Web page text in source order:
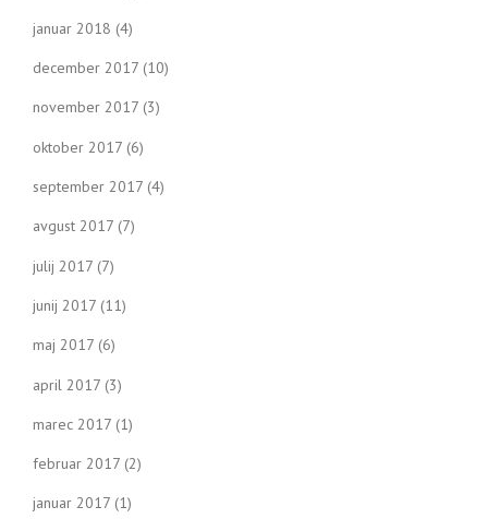
januar 2018 (4)
december 2017 (10)
november 2017 (3)
oktober 2017 (6)
september 2017 (4)
avgust 2017 (7)
julij 2017 (7)
junij 2017 (11)
maj 2017 (6)
april 2017 (3)
marec 2017 (1)
februar 2017 (2)
januar 2017 (1)